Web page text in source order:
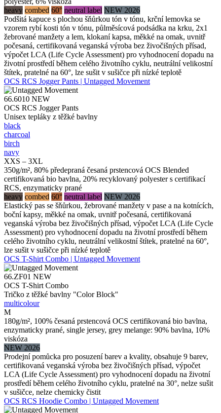
heavy combed 60° neutral label NEW 2026
Podšitá kapuce s plochou šňůrkou tón v tónu, krční lemovka se
vzorem rybí kosti tón v tónu, půlměsícová podsádka na krku, 2x1
žebrované manžety a lem, klokaní kapsa, měkké na omak, uvnitř
počesaná, certifikovaná veganská výroba bez živočišných přísad,
výpočet LCA (Life Cycle Assessment) pro vyhodnocení dopadu na
životní prostředí během celého životního cyklu, neutrální velikostní
štítek, pratelné na 60°, lze sušit v sušičce při nízké teplotě
OCS RCS Jogger Pants | Untagged Movement
66.6010 NEW
OCS RCS Jogger Pants
Unisex tepláky z těžké bavlny
black
charcoal
birch
navy
XXS – 3XL
350g/m², 80% předepraná česaná prstencová OCS Blended
certifikovaná bio bavlna, 20% recyklovaný polyester s certifikací
RCS, enzymaticky prané
heavy combed 60° neutral label NEW 2026
Elastický pas se šňůrkou, žebrované manžety v pase a na kotnících,
boční kapsy, měkké na omak, uvnitř počesaná, certifikovaná
veganská výroba bez živočišných přísad, výpočet LCA (Life Cycle
Assessment) pro vyhodnocení dopadu na životní prostředí během
celého životního cyklu, neutrální velikostní štítek, pratelné na 60°,
lze sušit v sušičce při nízké teplotě
OCS T-Shirt Combo | Untagged Movement
66.ZF01 NEW
OCS T-Shirt Combo
Tričko z těžké bavlny "Color Block"
multicolour
M
180g/m², 100% česaná prstencová OCS certifikovaná bio bavlna,
enzymaticky prané, single jersey, grey melange: 90% bavlna, 10%
viskóza
NEW 2026
Prodejní pomůcka pro posuzení barev a kvality, obsahuje 9 barev,
certifikovaná veganská výroba bez živočišných přísad, výpočet
LCA (Life Cycle Assessment) pro vyhodnocení dopadu na životní
prostředí během celého životního cyklu, pratelné na 30°, nelze sušit
v sušičce, nelze chemicky čistit
OCS RCS Hoodie Combo | Untagged Movement